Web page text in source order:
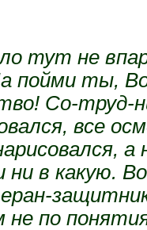
тут не
пойми ты,
Со-труд-
все
ни в какую.
не по